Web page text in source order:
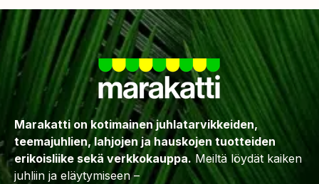
Marakatti on kotimainen juhlatarvikkeiden,
teemajuhlien, lahjojen ja hauskojen tuotteiden
erikoisliike sekä verkkokauppa. Meiltä löydät kaiken
juhliin ja eläytymiseen –